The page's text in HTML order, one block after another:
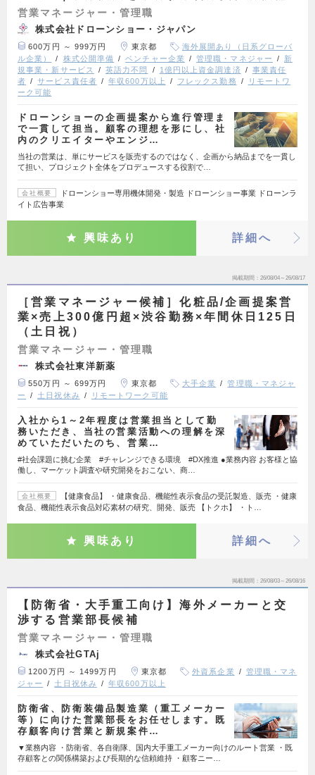
営業マネージャー・管理職
株式会社ドローンショー・ジャパン
600万円 ～ 999万円 東京都
海外展開あり（日系グローバ
ル企業）
株式公開準備 ベンチャー企業 管理職・マネジャー
新
規事業・新サービス
英語力不問 1億円以上資金調達済
事業責任
者
サービス責任者 年収600万以上 フレックス勤務
リモートワ
ーク可能
ドローンショーの企画提案から進行管理ま
で一貫して担当。顧客の理想を形にし、社
内のクリエイターやエンジ…
当社の営業は、単にサービスを販売するのではなく、企画から納品までを一貫し
て担い、プロジェクト全体をプロデュースする役割で…
会社概要
ドローンショー専用機体開発・製造 ドローンショー事業 ドローンラ
イト広告事業
興味あり 詳細へ
掲載期間 26/08/04～26/08/17
［営業マネージャー候補］化粧品/企画提案営
業×売上300億円超×渋谷勤務×年間休日125日
（土日祝）
営業マネージャー・管理職
株式会社東洋新薬
550万円 ～ 699万円 東京都 大手企業
管理職・マネジャ
ー
土日祝休み リモートワーク可能
入社から1～2年程度は営業担当として勤
務いただき、当社の営業活動への理解を深
めていただいたのち、営業…
#社会課題に挑む企業 #チャレンジできる環境 #DX推進 ●業務内容 お客様と協
働し、マーケット調査や研究開発をおこない、商…
会社概要
【健康食品】 ・健康食品、機能性表示食品の受託製造、販売 ・健康
食品、機能性表示食品対応素材の研究、開発、販売 【トクホ】 ・ト…
興味あり 詳細へ
掲載期間 26/08/03～26/08/16
【防衛省・大手重工向け】海外メーカーと交
渉する営業部長候補
営業マネージャー・管理職
株式会社GTAj
1200万円 ～ 1499万円 東京都 外資系企業
管理職・マネ
ジャー
土日祝休み 年収600万以上
防衛省、防衛装備品製造業（重工メーカー
等）に向けた営業部長をお任せします。既
存顧客向け営業と新規案件…
▼業務内容 ・防衛省、各自衛隊、国内大手重工メーカー向けのルート営業 ・既
存顧客との関係構築および長期的な信頼維持 ・顧客ニー…